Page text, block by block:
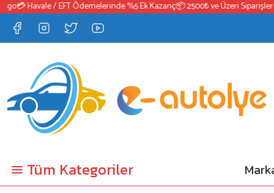
💳 Havale / EFT Ödemelerinde %5 Ek Kazanç📦 2500₺ ve Üzeri Siparişlerde
Tüm Kategoriler